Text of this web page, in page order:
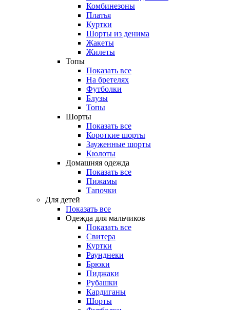
Комбинезоны
Платья
Куртки
Шорты из денима
Жакеты
Жилеты
Топы
Показать все
На бретелях
Футболки
Блузы
Топы
Шорты
Показать все
Короткие шорты
Зауженные шорты
Кюлоты
Домашняя одежда
Показать все
Пижамы
Тапочки
Для детей
Показать все
Одежда для мальчиков
Показать все
Свитера
Куртки
Раунднеки
Брюки
Пиджаки
Рубашки
Кардиганы
Шорты